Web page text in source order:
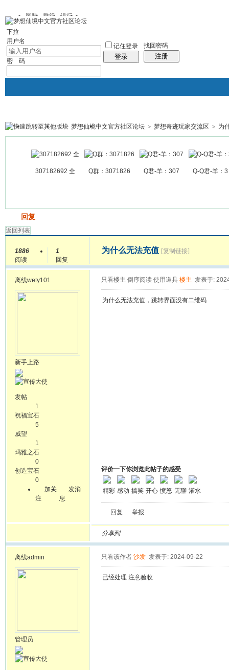
图酷 群组 银行
下拉
用户名
密 码
记住登录
登录
找回密码
注册
银行 群组聚合 我的空间
帖子
梦想仙境中文官方社区论坛 > 梦想奇迹玩家交流区 > 为
307182692 全 Q群：3071826 Q君-羊：307 Q-Q君-羊：3
回复
返回列表
1886
阅读
1
回复
为什么无法充值 [复制链接]
离线wety101
新手上路
发帖
1
祝福宝石
5
威望
1
玛雅之石
0
创造宝石
0
加关
注
发消
息
只看楼主 倒序阅读 使用道具 楼主 发表于:
为什么无法充值，跳转界面没有二维码
评价一下你浏览此帖子的感受
精彩 感动 搞笑 开心 愤怒 无聊 灌水
回复 举报
分享到
离线admin
管理员
只看该作者 沙发 发表于: 2024-09-22
已经处理 注意验收